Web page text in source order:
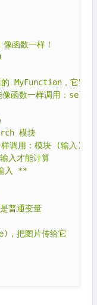
函数一样！
MyFunction，它实
函数一样调用：
模块
调用：模块 (输入)
入才能计算
入 **
普通变量
，把图片传给它